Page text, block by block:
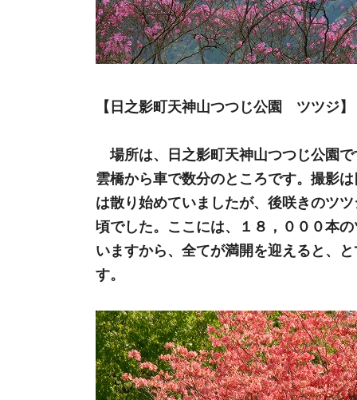
【日之影町天神山つつじ公園 ツツジ】
場所は、日之影町天神山つつじ公園
雲橋から車で数分のところです。撮影
は散り始めていましたが、後咲きのツ
頃でした。ここには、１８，０００本
いますから、全てが満開を迎えると、
す。